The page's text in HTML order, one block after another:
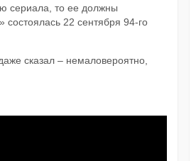
сериала, то ее должны
состоялась 22 сентября 94-го
сказал – немаловероятно,